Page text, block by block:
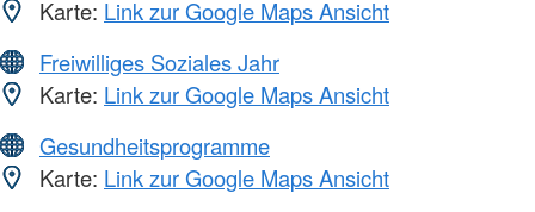
Karte: Link zur Google Maps Ansicht
Freiwilliges Soziales Jahr
Karte: Link zur Google Maps Ansicht
Gesundheitsprogramme
Karte: Link zur Google Maps Ansicht